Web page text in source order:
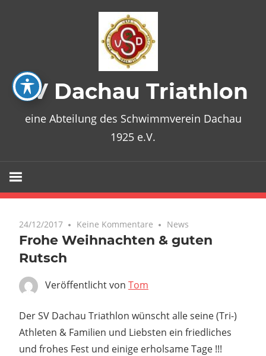
SV Dachau Triathlon
eine Abteilung des Schwimmverein Dachau
1925 e.V.
24/12/2017 Keine Kommentare News
Frohe Weihnachten & guten
Rutsch
Veröffentlicht von Tom
Der SV Dachau Triathlon wünscht alle seine (Tri-)
Athleten & Familien und Liebsten ein friedliches
und frohes Fest und einige erholsame Tage !!!